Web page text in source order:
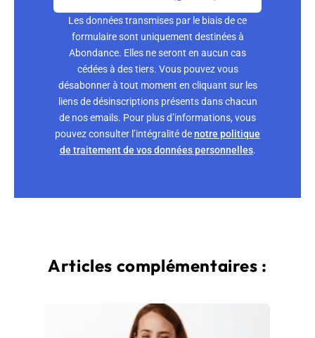
Les données transmises par le biais de ce
formulaire sont uniquement destinées à
Abondance. Elles ne seront en aucun cas
cédées à des tiers. Vous pouvez vous
désabonner à tout moment en cliquant sur les
liens de désinscriptions présents dans chacun
de nos emails. Pour plus d’informations, vous
pouvez consulter l’intégralité denotre politique
de traitement de vos données personnelles.
Articles complémentaires :